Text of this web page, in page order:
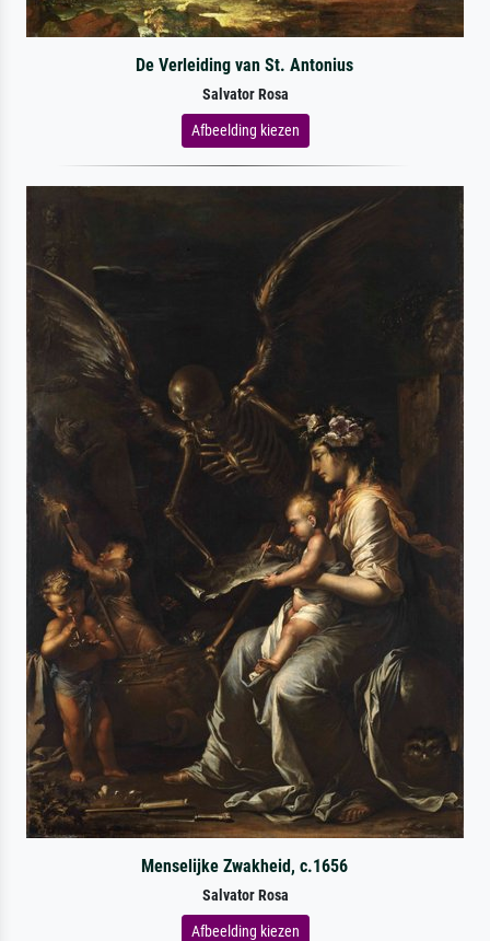
De Verleiding van St. Antonius
Salvator Rosa
Afbeelding kiezen
Menselijke Zwakheid, c.1656
Salvator Rosa
Afbeelding kiezen